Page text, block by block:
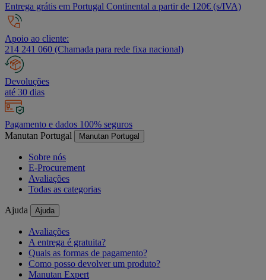
Entrega grátis em Portugal Continental a partir de 120€ (s/IVA)
Apoio ao cliente:
214 241 060 (Chamada para rede fixa nacional)
Devoluções
até 30 dias
Pagamento e dados 100% seguros
Manutan Portugal
Manutan Portugal
Sobre nós
E-Procurement
Avaliações
Todas as categorias
Ajuda Ajuda
Avaliações
A entrega é gratuita?
Quais as formas de pagamento?
Como posso devolver um produto?
Manutan Expert